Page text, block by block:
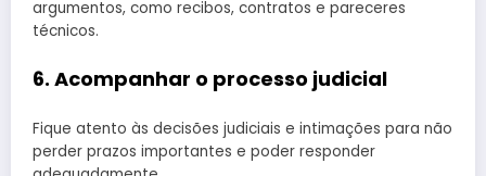
argumentos, como recibos, contratos e pareceres
técnicos.
6. Acompanhar o processo judicial
Fique atento às decisões judiciais e intimações para não
perder prazos importantes e poder responder